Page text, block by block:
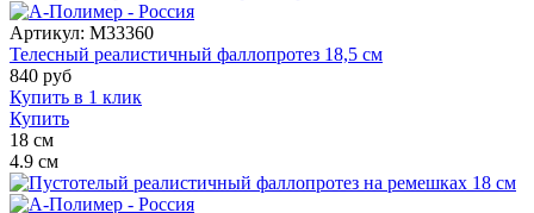
Артикул: M33360
Телесный реалистичный фаллопротез 18,5 см
840 руб
Купить в 1 клик
Купить
18 см
4.9 см